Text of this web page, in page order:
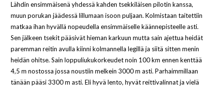
Lähdin ensimmäisenä yhdessä kahden tsekkiläisen pilotin kanssa,
muun porukan jäädessä lillumaan isoon puljaan. Kolmistaan taitettiin
matkaa ihan hyvällä nopeudella ensimmäiselle käännepisteelle asti.
Sen jälkeen tsekit pääsivät hieman karkuun mutta sain ajettua heidät
paremman reitin avulla kiinni kolmannella legillä ja siitä sitten menin
heidän ohitse. Sain loppuliukukorkeudet noin 100 km ennen kenttää
4,5 m nostossa jossa noustiin melkein 3000 m asti. Parhaimmillaan
tänään pääsi 3300 m asti. Eli hyvä lento, hyvät reittivalinnat ja vielä